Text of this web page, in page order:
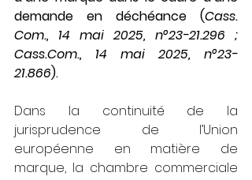
demande en déchéance (Cass.
Com., 14 mai 2025, n°23-21.296 ;
Cass.Com., 14 mai 2025, n°23-
21.866).
Dans la continuité de la
jurisprudence de l’Union
européenne en matière de
marque, la chambre commerciale